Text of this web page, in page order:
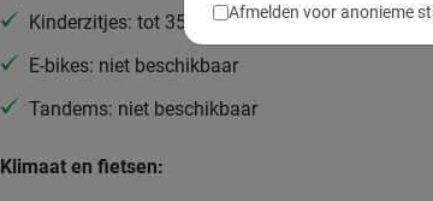
Afmelden voor anonieme
Kinderzitjes: tot 35 kg
E-bikes: niet beschikbaar
Tandems: niet beschikbaar
Klimaat en fietsen: